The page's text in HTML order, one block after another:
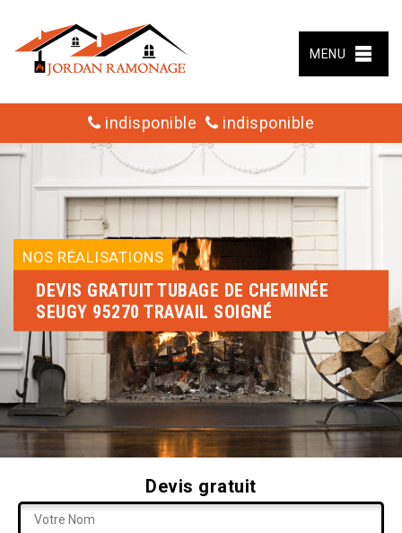
MENU
indisponible indisponible
NOS RÉALISATIONS
DEVIS GRATUIT TUBAGE DE CHEMINÉE
SEUGY 95270 TRAVAIL SOIGNÉ
Devis gratuit